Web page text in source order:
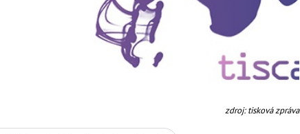
zdroj: tisková zpráva